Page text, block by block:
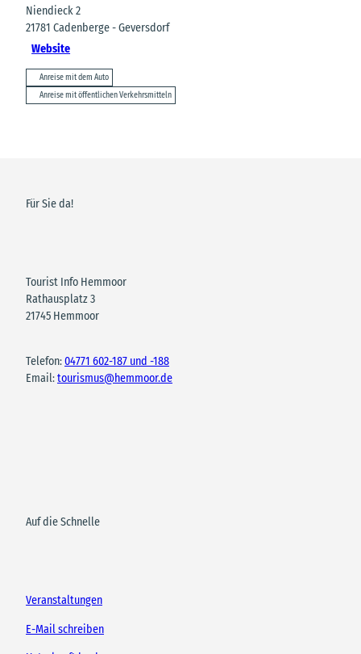
Niendieck 2
21781 Cadenberge- Geversdorf
Website
Anreise mit dem Auto
Anreise mit öffentlichen Verkehrsmitteln
Für Sie da!
Tourist Info Hemmoor
Rathausplatz 3
21745 Hemmoor
Telefon:04771 602-187 und -188
Email:tourismus@hemmoor.de
Auf die Schnelle
Veranstaltungen
E-Mail schreiben